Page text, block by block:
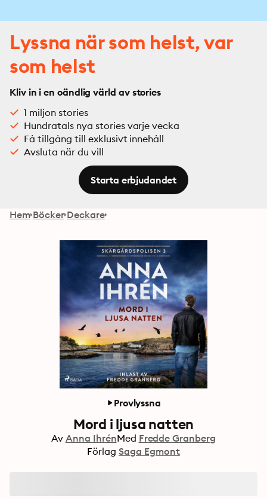
Lyssna när som helst, var
som helst
Kliv in i en oändlig värld av stories
1 miljon stories
Hundratals nya stories varje vecka
Få tillgång till exklusivt innehåll
Avsluta när du vill
Starta erbjudandet
Hem Böcker Deckare
Provlyssna
Mord i ljusa natten
Av Anna IhrénMed Fredde Granberg
Förlag Saga Egmont